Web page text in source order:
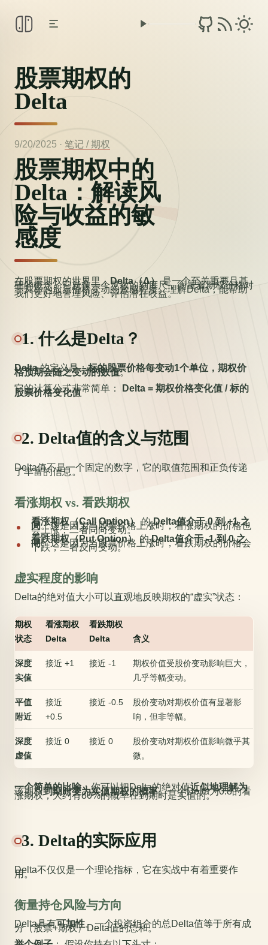
股票期权的
Delta
9/20/2025 · 笔记 /期权
股票期权中的
Delta：解读风
险与收益的敏
感度
在股票期权的世界里， Delta（Δ）是一个至关重要且基
础的概念。它就像一个灵敏的刻度尺，衡量着期权价格对
于其标的股票价格变动的敏感程度。理解Delta，能帮助
我们更好地管理风险、评估潜在收益。
1. 什么是Delta？
Delta的定义是：标的股票价格每变动1个单位，期权价
格预期会随之变动的数值。
它的计算公式非常简单：
Delta = 期权价格变化值 / 标的
股票价格变化值
2. Delta值的含义与范围
Delta值不是一个固定的数字，它的取值范围和正负传递
了丰富的信息。
看涨期权 vs. 看跌期权
看涨期权（Call Option） 的Delta值介于 0 到 +1 之
间。这是因为当股票价格上涨时，看涨期权的价格也
会上涨，二者同向变动。
看跌期权（Put Option） 的Delta值介于 -1 到 0 之
间。这是因为当股票价格上涨时，看跌期权的价格会
下跌，二者反向变动。
虚实程度的影响
Delta的绝对值大小可以直观地反映期权的“虚实”状态：
期权
状态
看涨期权
Delta
看跌期权
Delta
含义
深度
实值
接近 +1 接近 -1
期权价值受股价变动影响巨大，
几乎等幅变动。
平值
附近
接近
+0.5
接近 -0.5
股价变动对期权价值有显著影
响，但非等幅。
深度
虚值
接近 0 接近 0
股价变动对期权价值影响微乎其
微。
一个简单的比喻：你可以把Delta的绝对值近似地理解为
该期权到期时变为实值期权的概率。一个Delta为0.8的看
涨期权，大约有80%的概率在到期时是实值的。
3. Delta的实际应用
Delta不仅仅是一个理论指标，它在实战中有着重要作
用。
衡量持仓风险与方向
Delta具有可加性。一个投资组合的总Delta值等于所有成
分（股票+期权）Delta值的总和。